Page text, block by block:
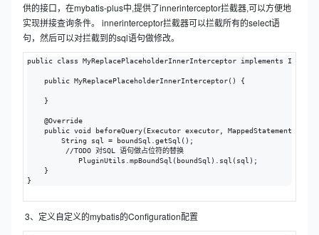
供的接口，在mybatis-plus中,提供了innerinterceptor拦截器,可以方便地
实现拼接查询条件。 innerinterceptor拦截器可以拦截所有的select语
句，然后可以对拦截到的sql语句做修改。
public class MyReplacePlaceholderInnerInterceptor implements
    public MyReplacePlaceholderInnerInterceptor() {
    }
    @Override
public void beforeQuery(Executor executor, MappedStatement ms,
        String sql = boundSql.getSql();
         //TODO 对SQL 语句做占位符的替换
            PluginUtils.mpBoundSql(boundSql).sql(sql);
    }
}
3、定义自定义的mybatis的Configuration配置